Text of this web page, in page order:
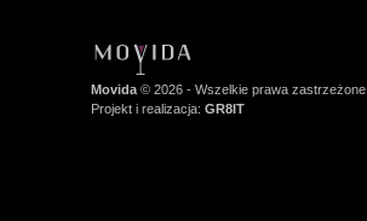
Movida © 2026 - Wszelkie prawa zastrzeżone.
Projekt i realizacja: GR8IT